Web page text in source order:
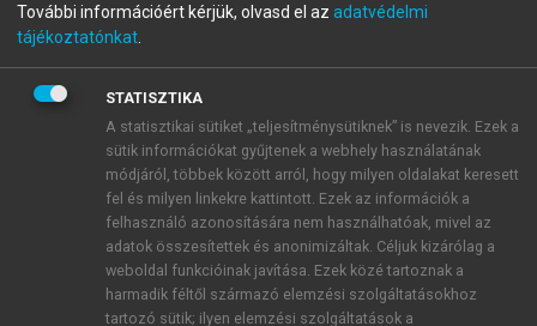
A regisztráció után apróbaidőszakautomatikusan
BELÉPÉS SAJÁT FIÓKKAL
ÚJ FIÓK LÉTREHOZÁSA
1 óra díjmentes hozzáférés
E-MAIL-CÍM
További információért kérjük, olvasd el az adatvédelmi
tájékoztatónkat
STATISZTIKA
A statisztikai sütiket „teljesítménysütiknek” is nevezik. Ezek a
sütik információkat gyűjtenek a webhely használatának
módjáról, többek között arról, hogy milyen oldalakat keresett
fel és milyen linkekre kattintott. Ezek az információk a
felhasználó azonosítására nem használhatóak, mivel az
adatok összesítettek és anonimizáltak. Céljuk kizárólag a
weboldal funkcióinak javítása. Ezek közé tartoznak a
harmadik féltől származó elemzési szolgáltatásokhoz
tartozó sütik; ilyen elemzési szolgáltatások a